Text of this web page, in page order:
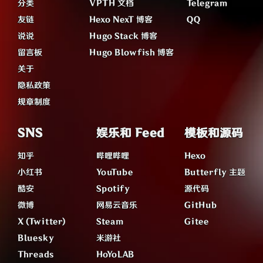
分类
友链
说说
留言板
关于
隐私政策
规章制度
VPTH 文档
Hexo NexT 博客
Hugo Stack 博客
Hugo Blowfish 博客
Telegram
QQ
SNS
知乎
小红书
酷安
微博
X (Twitter)
Bluesky
Threads
娱乐和 Feed
哔哩哔哩
YouTube
Spotify
网易云音乐
Steam
米游社
HoYoLAB
模板和源码
Hexo
Butterfly 主题
源代码
GitHub
Gitee